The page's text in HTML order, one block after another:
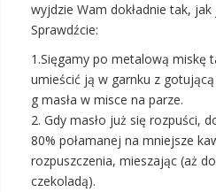
wyjdzie Wam dokładnie tak,
Sprawdźcie:
1.Sięgamy po metalową miskę
umieścić ją w garnku z
g masła w misce na parze.
2. Gdy masło już się rozpuści,
80% połamanej na mniejsze
rozpuszczenia, mieszając (aż
czekoladą).